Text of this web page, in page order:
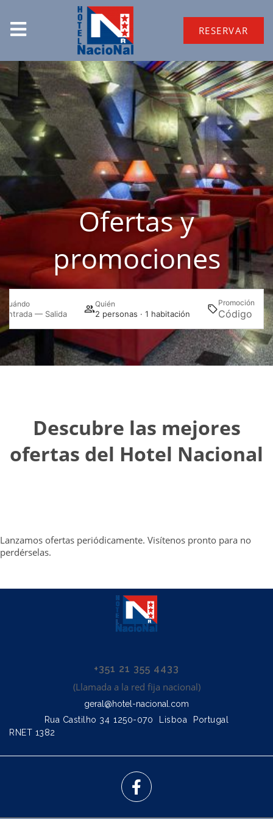
RESERVAR
Ofertas y
promociones
Cuándo
Entrada — Salida
Quién
2 personas · 1 habitación
Promoción
Descubre las mejores
ofertas del Hotel Nacional
Lanzamos ofertas periódicamente. Visítenos pronto para no
perdérselas.
+351 21 355 4433
(Llamada a la red fija nacional)
geral@hotel-nacional.com
Rua Castilho 34 1250-070 Lisboa
Portugal
RNET 1382